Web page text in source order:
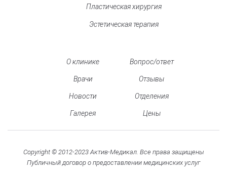
Пластическая хирургия
Эстетическая терапия
О клинике
Врачи
Новости
Галерея
Вопрос/ответ
Отзывы
Отделения
Цены
Copyright © 2012-2023 Актив-Медикал. Все права защищены
Публичный договор о предоставлении медицинских услуг